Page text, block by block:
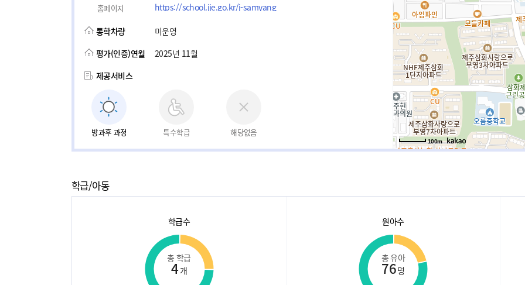
홈페이지 https://school.jje.go.kr/j-samyang
통학차량
미운영
평가(인증)연월
2025년 11월
제공서비스
방과후 과정 특수학급 해당없음
100m
학급/아동
학급수
총 학급
4 개
원아수
총 유아
76명